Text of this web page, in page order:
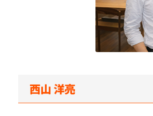
西山 洋亮